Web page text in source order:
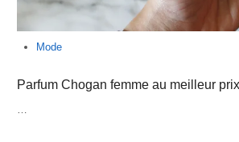
Mode
Parfum Chogan femme au meilleur